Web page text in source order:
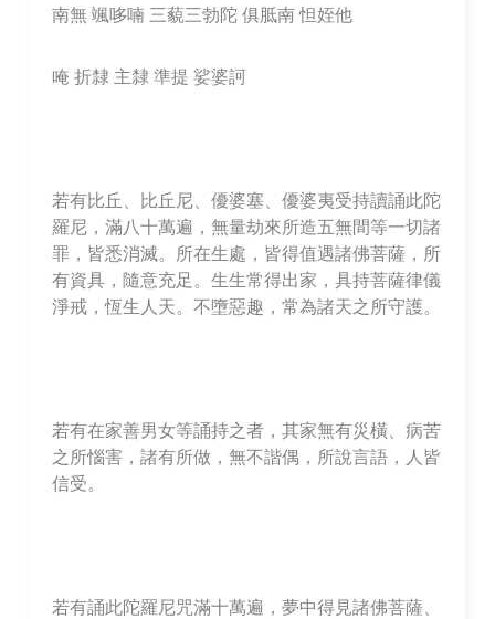
南無 颯哆喃 三藐三勃陀 俱胝南 怛姪他
唵 折隸 主隸 準提 娑婆訶
若有比丘、比丘尼、優婆塞、優婆夷受持讀誦此陀
羅尼，滿八十萬遍，無量劫來所造五無間等一切諸
罪，皆悉消滅。所在生處，皆得值遇諸佛菩薩，所
有資具，隨意充足。生生常得出家，具持菩薩律儀
淨戒，恆生人天。不墮惡趣，常為諸天之所守護。
若有在家善男女等誦持之者，其家無有災橫、病苦
之所惱害，諸有所做，無不諧偶，所說言語，人皆
信受。
若有誦此陀羅尼咒滿十萬遍，夢中得見諸佛菩薩、